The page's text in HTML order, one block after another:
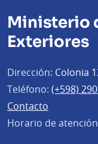
Ministerio
Exteriores
Dirección: Colonia
Teléfono: (+598)
Contacto
Horario de